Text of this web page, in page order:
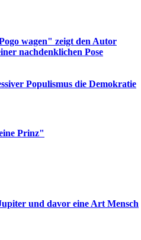
Populismus die Demokratie